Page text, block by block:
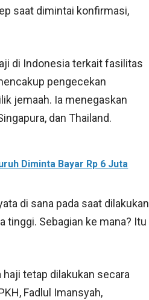
saat dimintai konfirmasi,
di Indonesia terkait fasilitas
pengecekan
jemaah. Ia menegaskan
dan Thailand.
Diminta Bayar Rp 6 Juta
di sana pada saat dilakukan
tinggi. Sebagian ke mana? Itu
tetap dilakukan secara
Fadlul Imansyah,